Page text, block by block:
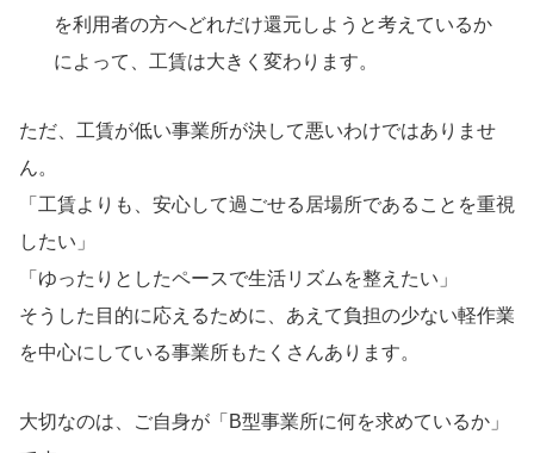
を利用者の方へどれだけ還元しようと考えているか
によって、工賃は大きく変わります。
ただ、工賃が低い事業所が決して悪いわけではありませ
ん。
「工賃よりも、安心して過ごせる居場所であることを重視
したい」
「ゆったりとしたペースで生活リズムを整えたい」
そうした目的に応えるために、あえて負担の少ない軽作業
を中心にしている事業所もたくさんあります。
大切なのは、ご自身が「B型事業所に何を求めているか」